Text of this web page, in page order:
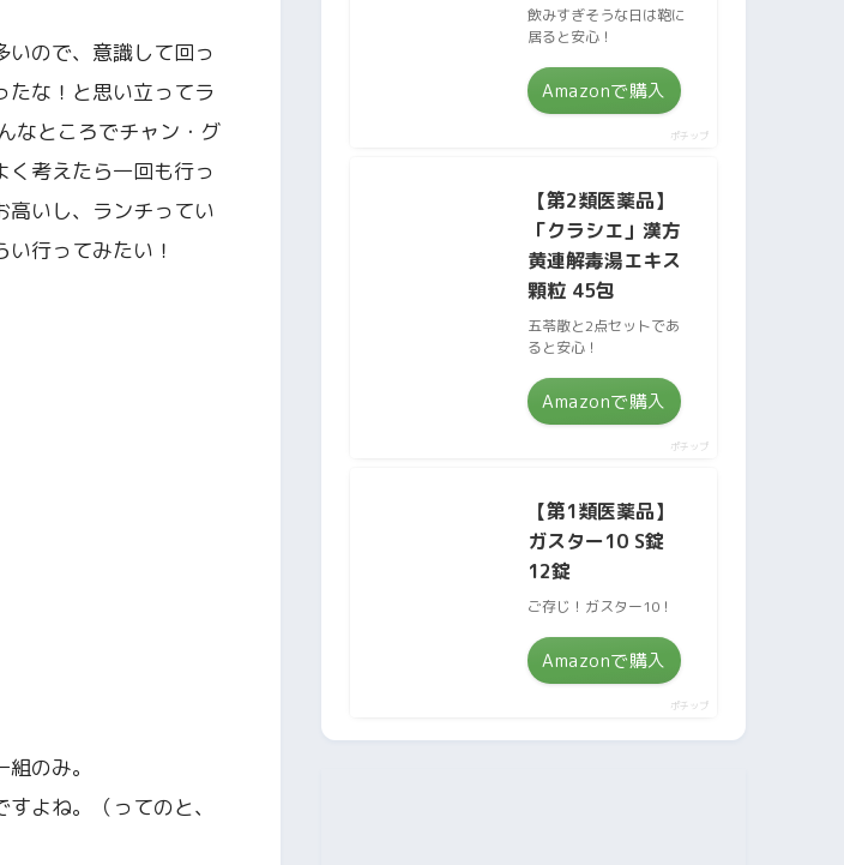
ので、意識して回っ
たな！と思い立ってラ
なところでチャン・グ
考えたら一回も行っ
高いし、ランチってい
行ってみたい！
のみ。
よね。（ってのと、
飲みすぎそうな日は鞄に
居ると安心！
Amazonで購入
ポチップ
【第2類医薬品】
「クラシエ」漢方
黄連解毒湯エキス
顆粒 45包
五苓散と2点セットであ
ると安心！
Amazonで購入
ポチップ
【第1類医薬品】
ガスター10 S錠
12錠
ご存じ！ガスター10！
Amazonで購入
ポチップ